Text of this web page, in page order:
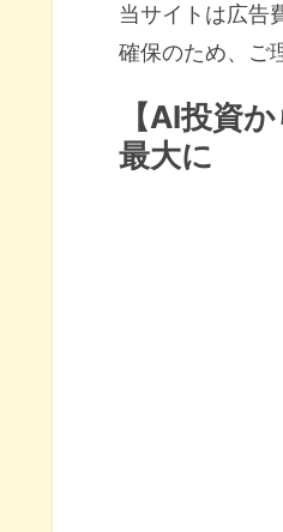
当サイトは広告
確保のため、ご
【AI投資
最大に